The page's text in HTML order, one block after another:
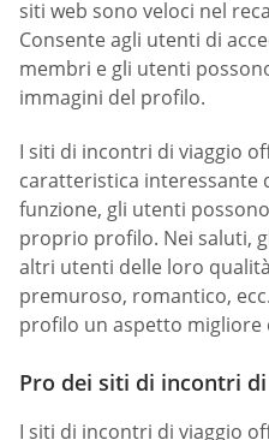
siti web sono veloci nel
Consente agli utenti di
membri e gli utenti
immagini del profilo.
I siti di incontri di viaggio
caratteristica interessante
funzione, gli utenti
proprio profilo. Nei saluti,
altri utenti delle loro
premuroso, romantico,
profilo un aspetto migliore
Pro dei siti di incontri
I siti di incontri di viaggio